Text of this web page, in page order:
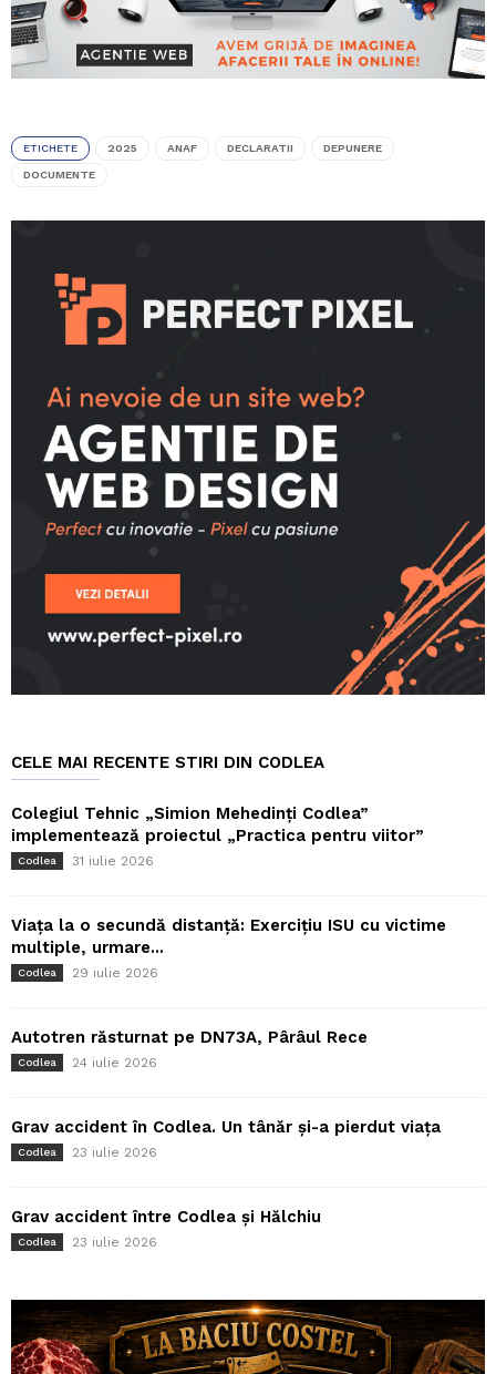
ETICHETE 2025 ANAF DECLARATII DEPUNERE
DOCUMENTE
CELE MAI RECENTE STIRI DIN CODLEA
Colegiul Tehnic „Simion Mehedinți Codlea”
implementează proiectul „Practica pentru viitor”
Codlea 31 iulie 2026
Viața la o secundă distanță: Exercițiu ISU cu victime
multiple, urmare...
Codlea 29 iulie 2026
Autotren răsturnat pe DN73A, Pârâul Rece
Codlea 24 iulie 2026
Grav accident în Codlea. Un tânăr și-a pierdut viața
Codlea 23 iulie 2026
Grav accident între Codlea și Hălchiu
Codlea 23 iulie 2026